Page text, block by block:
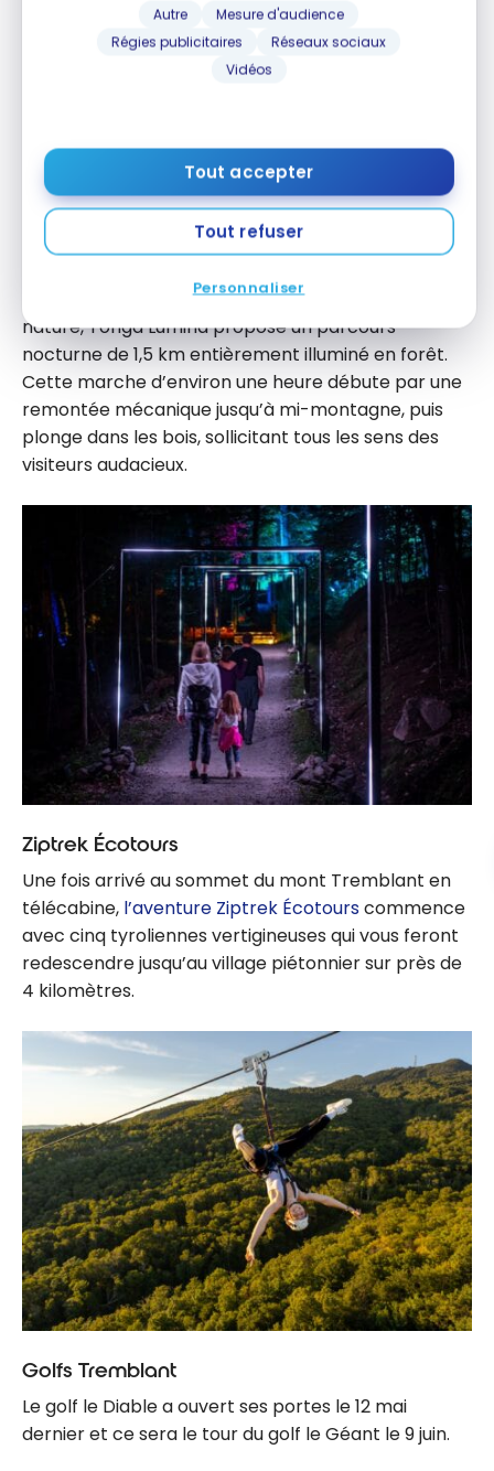
Autre
Mesure d'audience
Régies publicitaires
Réseaux sociaux
Vidéos
Tout accepter
Tout refuser
Personnaliser
Tonga Lumina
Offrant une expérience sensorielle en pleine
nature, Tonga Lumina propose un parcours
nocturne de 1,5 km entièrement illuminé en forêt.
Cette marche d’environ une heure débute par une
remontée mécanique jusqu’à mi-montagne, puis
plonge dans les bois, sollicitant tous les sens des
visiteurs audacieux.
Ziptrek Écotours
Une fois arrivé au sommet du mont Tremblant en
télécabine, l’aventure Ziptrek Écotourscommence
avec cinq tyroliennes vertigineuses qui vous feront
redescendre jusqu’au village piétonnier sur près de
4 kilomètres.
Golfs Tremblant
Le golf le Diable a ouvert ses portes le 12 mai
dernier et ce sera le tour du golf le Géant le 9 juin.